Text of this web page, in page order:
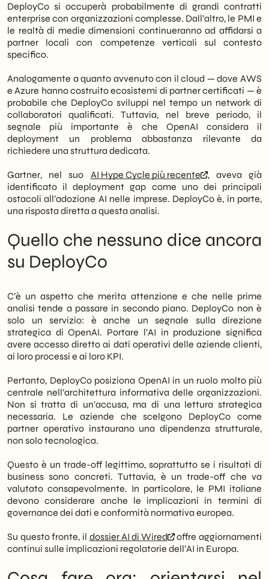
DeployCo si occuperà probabilmente di grandi contratti
enterprise con organizzazioni complesse. Dall’altro, le PMI e
le realtà di medie dimensioni continueranno ad affidarsi a
partner locali con competenze verticali sul contesto
specifico.
Analogamente a quanto avvenuto con il cloud — dove AWS
e Azure hanno costruito ecosistemi di partner certificati — è
probabile che DeployCo sviluppi nel tempo un network di
collaboratori qualificati. Tuttavia, nel breve periodo, il
segnale più importante è che OpenAI considera il
deployment un problema abbastanza rilevante da
richiedere una struttura dedicata.
Gartner, nel suo AI Hype Cycle più recente
, aveva già
identificato il deployment gap come uno dei principali
ostacoli all’adozione AI nelle imprese. DeployCo è, in parte,
una risposta diretta a questa analisi.
Quello che nessuno dice ancora
su DeployCo
C’è un aspetto che merita attenzione e che nelle prime
analisi tende a passare in secondo piano. DeployCo non è
solo un servizio: è anche un segnale sulla direzione
strategica di OpenAI. Portare l’AI in produzione significa
avere accesso diretto ai dati operativi delle aziende clienti,
ai loro processi e ai loro KPI.
Pertanto, DeployCo posiziona OpenAI in un ruolo molto più
centrale nell’architettura informativa delle organizzazioni.
Non si tratta di un’accusa, ma di una lettura strategica
necessaria. Le aziende che scelgono DeployCo come
partner operativo instaurano una dipendenza strutturale,
non solo tecnologica.
Questo è un trade-off legittimo, soprattutto se i risultati di
business sono concreti. Tuttavia, è un trade-off che va
valutato consapevolmente. In particolare, le PMI italiane
devono considerare anche le implicazioni in termini di
governance dei dati e conformità normativa europea.
Su questo fronte, il dossier AI di Wired
offre aggiornamenti
continui sulle implicazioni regolatorie dell’AI in Europa.